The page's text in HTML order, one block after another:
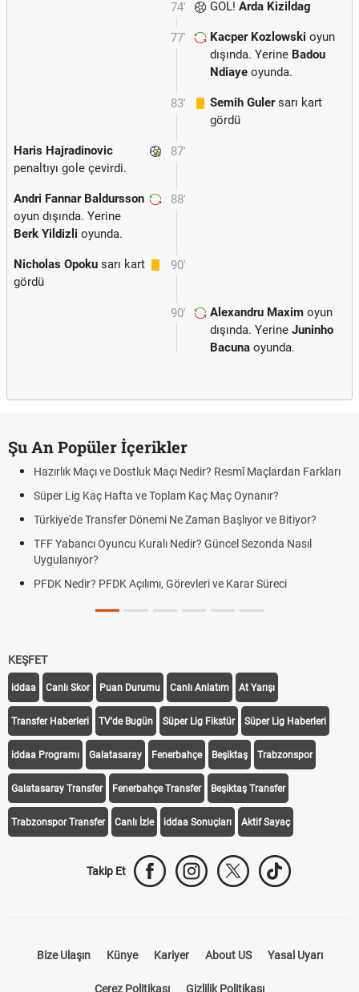
74' GOL! Arda Kizildag
77' Kacper Kozlowski oyun
dışında. Yerine Badou
Ndiaye oyunda.
83' Semih Gulersarı kart
gördü
87'
Haris Hajradinovic
penaltıyı gole çevirdi.
88'
Andri Fannar Baldursson
oyun dışında. Yerine
Berk Yildizli oyunda.
90'
Nicholas Opoku sarı kart
gördü
90' Alexandru Maxim oyun
dışında. Yerine Juninho
Bacuna oyunda.
Şu An Popüler İçerikler
Hazırlık Maçı ve Dostluk Maçı Nedir? Resmî Maçlardan Farkları
Süper Lig Kaç Hafta ve Toplam Kaç Maç Oynanır?
Türkiye'de Transfer Dönemi Ne Zaman Başlıyor ve Bitiyor?
TFF Yabancı Oyuncu Kuralı Nedir? Güncel Sezonda Nasıl
Uygulanıyor?
PFDK Nedir? PFDK Açılımı, Görevleri ve Karar Süreci
KEŞFET
iddaa Canlı Skor Puan Durumu Canlı Anlatım At Yarışı
Transfer Haberleri TV'de Bugün Süper Lig Fikstür Süper Lig Haberleri
iddaa Programı Galatasaray Fenerbahçe Beşiktaş Trabzonspor
Galatasaray Transfer Fenerbahçe Transfer Beşiktaş Transfer
Trabzonspor Transfer Canlı İzle iddaa Sonuçları Aktif Sayaç